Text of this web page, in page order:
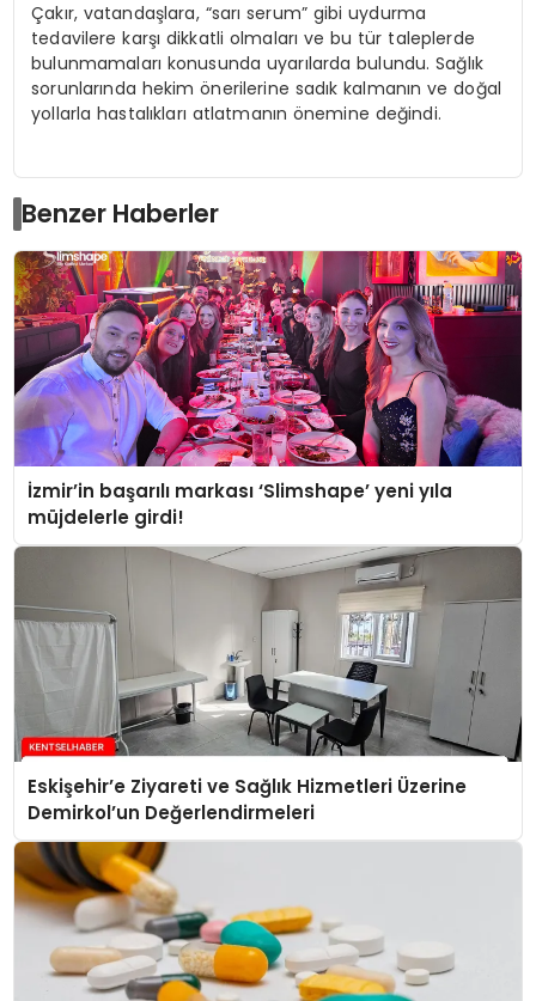
Çakır, vatandaşlara, “sarı serum” gibi uydurma
tedavilere karşı dikkatli olmaları ve bu tür taleplerde
bulunmamaları konusunda uyarılarda bulundu. Sağlık
sorunlarında hekim önerilerine sadık kalmanın ve doğal
yollarla hastalıkları atlatmanın önemine değindi.
Benzer Haberler
İzmir’in başarılı markası ‘Slimshape’ yeni yıla
müjdelerle girdi!
Eskişehir’e Ziyareti ve Sağlık Hizmetleri Üzerine
Demirkol’un Değerlendirmeleri